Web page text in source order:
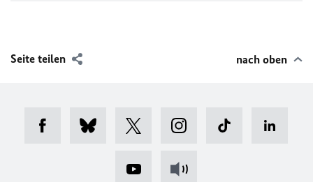
Seite teilen nach oben